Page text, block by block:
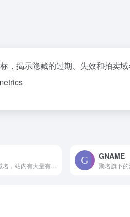
揭示隐藏的过期、失效和拍卖
GNAME